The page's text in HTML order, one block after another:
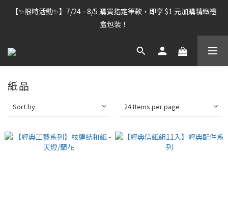
【雷雕訂單出貨暫停】7/30–8/7 進行機器維護，期間「含雷雕之
訂單」將暫停出貨，敬請見諒。
【✨限時活動✨】7/24 - 8/5 購買指定筆款，即享 $1 元加購精緻禮
盒包裝！
【雷雕訂單出貨暫停】7/30–8/7 進行機器維護，期間「含雷雕之
紙品
Sort by 24 Items per page